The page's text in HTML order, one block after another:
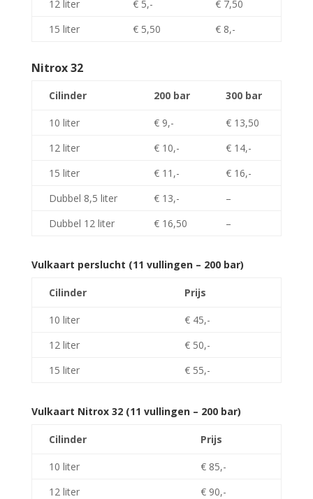
12 liter
€ 5,-
€ 7,50
15 liter
€ 5,50 € 8,-
Nitrox 32
Cilinder 200 bar 300 bar
10 liter € 9,-
€ 13,50
12 liter
€ 10,-
€ 14,-
15 liter
€ 11,-
€ 16,-
Dubbel 8,5 liter
€ 13,-
–
Dubbel 12 liter
€ 16,50 –
Vulkaart perslucht (11 vullingen – 200 bar)
Cilinder Prijs
10 liter
€ 45,-
12 liter
€ 50,-
15 liter
€ 55,-
Vulkaart Nitrox 32 (11 vullingen – 200 bar)
Cilinder Prijs
10 liter
€ 85,-
12 liter
€ 90,-